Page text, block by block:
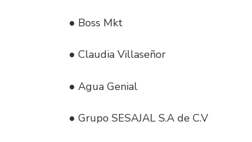
● Boss Mkt
● Claudia Villaseñor
● Agua Genial
● Grupo SESAJAL S.A de C.V